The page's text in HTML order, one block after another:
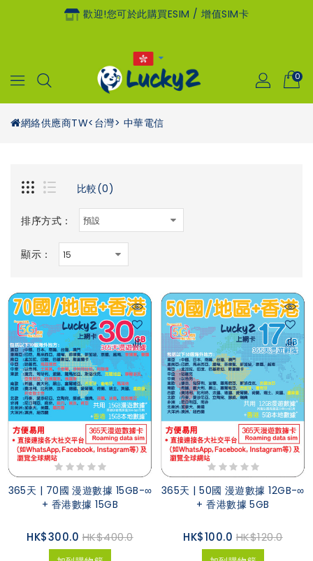
歡迎!您可於此購買eSIM / 增值SIM卡
0
網絡供應商TW<台灣> 中華電信
比較(0)
排序方式：
顯示：
365天 | 70國 漫遊數據 15GB-∞
+ 香港數據 15GB
HK$300.0 HK$400.0
365天 | 50國 漫遊數據 12GB-∞
+ 香港數據 5GB
HK$100.0 HK$120.0